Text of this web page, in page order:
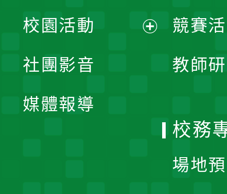
競賽
教師
開
校園活動
社團影音
媒體報導
校務
場地